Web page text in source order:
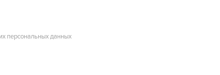
персональных данных